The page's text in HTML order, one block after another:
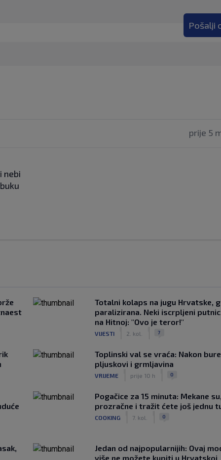
Pošalji
prije 5
nebi
Totalni kolaps na jugu Hrvatske,
paralizirana. Neki iscrpljeni
na Hitnoj: "Ovo je teror!"
VIJESTI 2. kol. 7
Toplinski val se vraća: Nakon
pljuskovi i grmljavina
VRIJEME prije 10 h 0
Pogačice za 15 minuta: Mekane
prozračne i tražit ćete još jednu
COOKING 7. kol. 0
Jedan od najpopularnijih: Ovaj
više ne možete kupiti u Hrvatskoj